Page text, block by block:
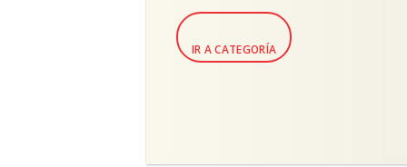
IR A CATEGORÍA